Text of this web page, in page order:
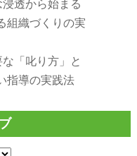
透から始まる
組織づくりの実
「叱り方」と
指導の実践法